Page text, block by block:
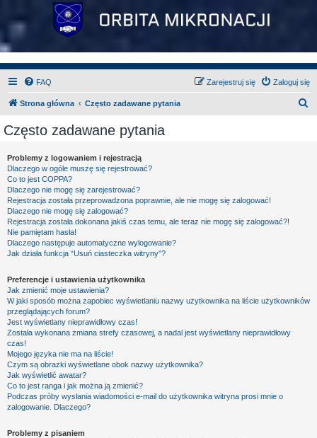
FAQ Zaloguj się
Zarejestruj się
Strona główna Często zadawane pytania
Często zadawane pytania
Problemy z logowaniem i rejestracją
Dlaczego w ogóle muszę się rejestrować?
Co to jest COPPA?
Dlaczego nie mogę się zarejestrować?
Rejestracja została przeprowadzona poprawnie, ale nie mogę się zalogować!
Dlaczego nie mogę się zalogować?
Rejestracja została dokonana jakiś czas temu, ale teraz nie mogę się zalogować?!
Nie pamiętam hasła!
Dlaczego następuje automatyczne wylogowanie?
Jak działa funkcja “Usuń ciasteczka witryny”?
Preferencje i ustawienia użytkownika
Jak zmienić moje ustawienia?
W jaki sposób można zapobiec wyświetlaniu nazwy użytkownika na liście użytkowników
przeglądających forum?
Jest wyświetlany nieprawidłowy czas!
Została wykonana zmiana strefy czasowej, a nadal jest wyświetlany nieprawidłowy
czas!
Mojego języka nie ma na liście!
Czym są obrazki wyświetlane obok nazwy użytkownika?
Jak wyświetlić awatar?
Co to jest ranga i jak można ją zmienić?
Podczas próby wysłania wiadomości e-mail do użytkownika witryna prosi mnie o
zalogowanie. Dlaczego?
Problemy z pisaniem